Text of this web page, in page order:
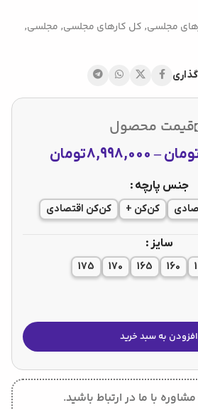
مجلسی, کل کارهای مجلسی, مجلسی,
قیمت محصول
–
8,998,000تومان
جنس پارچه
کن‌کن + کن‌کن اقتصادی
سایز
160
165
170
175
افزودن به سبد خرید
با ما در ارتباط باشید.